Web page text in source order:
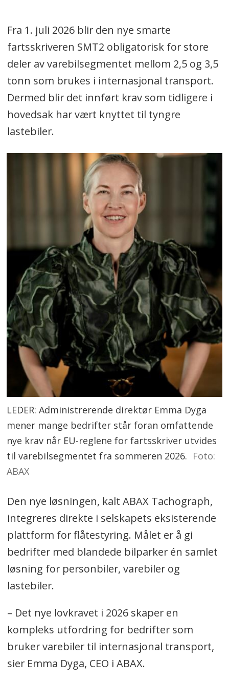
Fra 1. juli 2026 blir den nye smarte
fartsskriveren SMT2 obligatorisk for store
deler av varebilsegmentet mellom 2,5 og 3,5
tonn som brukes i internasjonal transport.
Dermed blir det innført krav som tidligere i
hovedsak har vært knyttet til tyngre
lastebiler.
LEDER: Administrerende direktør Emma Dyga
mener mange bedrifter står foran omfattende
nye krav når EU-reglene for fartsskriver utvides
til varebilsegmentet fra sommeren 2026. Foto:
ABAX
Den nye løsningen, kalt ABAX Tachograph,
integreres direkte i selskapets eksisterende
plattform for flåtestyring. Målet er å gi
bedrifter med blandede bilparker én samlet
løsning for personbiler, varebiler og
lastebiler.
– Det nye lovkravet i 2026 skaper en
kompleks utfordring for bedrifter som
bruker varebiler til internasjonal transport,
sier Emma Dyga, CEO i ABAX.